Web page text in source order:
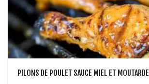
PILONS DE POULET SAUCE MIEL ET MOUTARDE